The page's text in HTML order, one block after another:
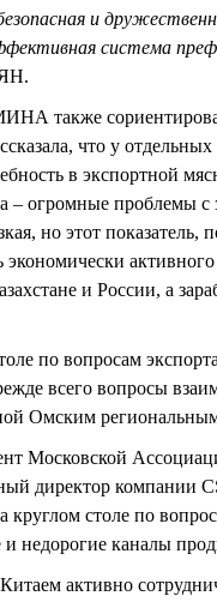
и
система
также
что у
в экспортной
– огромные проблемы с
но этот
экономически
и России, а
по вопросам
всего вопросы
Омским
Московской
директор компании
круглом столе по
недорогие каналы
активно